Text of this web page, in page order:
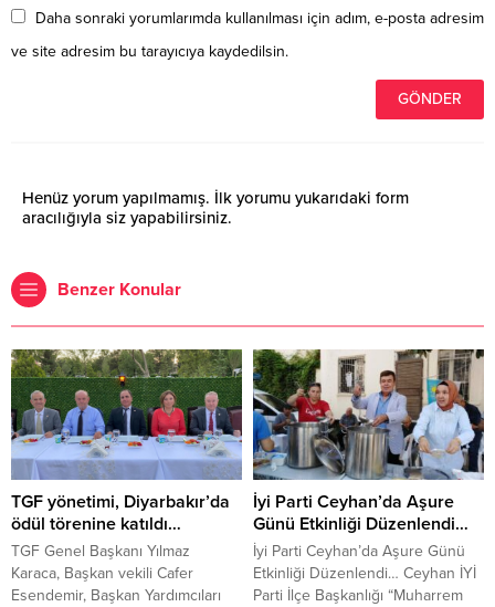
Daha sonraki yorumlarımda kullanılması için adım, e-posta adresim
ve site adresim bu tarayıcıya kaydedilsin.
Henüz yorum yapılmamış. İlk yorumu yukarıdaki form
aracılığıyla siz yapabilirsiniz.
Benzer Konular
TGF yönetimi, Diyarbakır’da
ödül törenine katıldı…
TGF Genel Başkanı Yılmaz
Karaca, Başkan vekili Cafer
Esendemir, Başkan Yardımcıları
İyi Parti Ceyhan’da Aşure
Günü Etkinliği Düzenlendi…
İyi Parti Ceyhan’da Aşure Günü
Etkinliği Düzenlendi… Ceyhan İYİ
Parti İlçe Başkanlığı “Muharrem